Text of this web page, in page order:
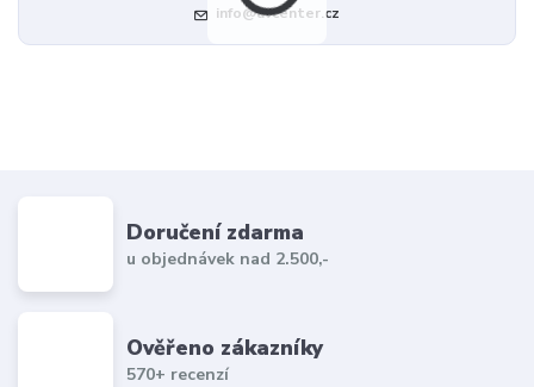
info@avcenter.cz
Doručení zdarma
u objednávek nad 2.500,-
Ověřeno zákazníky
570+ recenzí